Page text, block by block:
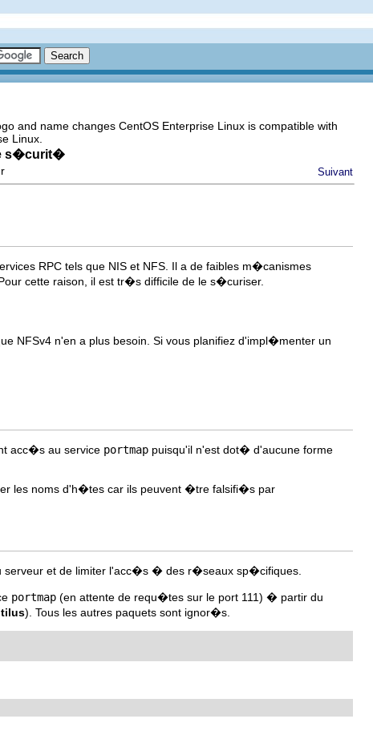
and name changes CentOS Enterprise Linux is compatible with
Linux.
s�curit�
Suivant
RPC tels que NIS et NFS. Il a de faibles m�canismes
cette raison, il est tr�s difficile de le s�curiser.
NFSv4 n'en a plus besoin. Si vous planifiez d'impl�menter un
acc�s au service portmap puisqu'il n'est dot� d'aucune forme
les noms d'h�tes car ils peuvent �tre falsifi�s par
serveur et de limiter l'acc�s � des r�seaux sp�cifiques.
portmap (en attente de requ�tes sur le port 111) � partir du
). Tous les autres paquets sont ignor�s.